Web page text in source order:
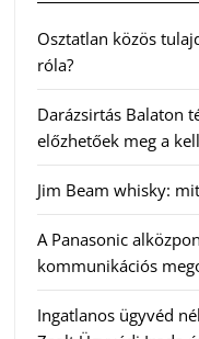
Osztatlan közös
róla?
Darázsirtás Balaton
előzhetőek meg a
Jim Beam whisky:
A Panasonic
kommunikációs
Ingatlanos ügyvéd